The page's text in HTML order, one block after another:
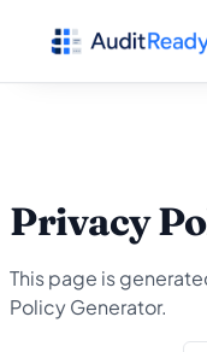
Privacy
This page is
Policy Generator.